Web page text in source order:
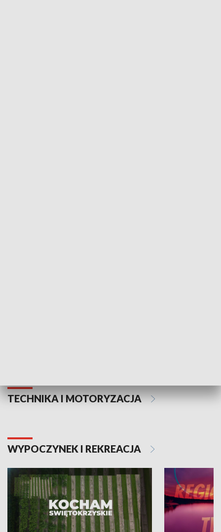
TECHNIKA I MOTORYZACJA
WYPOCZYNEK I REKREACJA